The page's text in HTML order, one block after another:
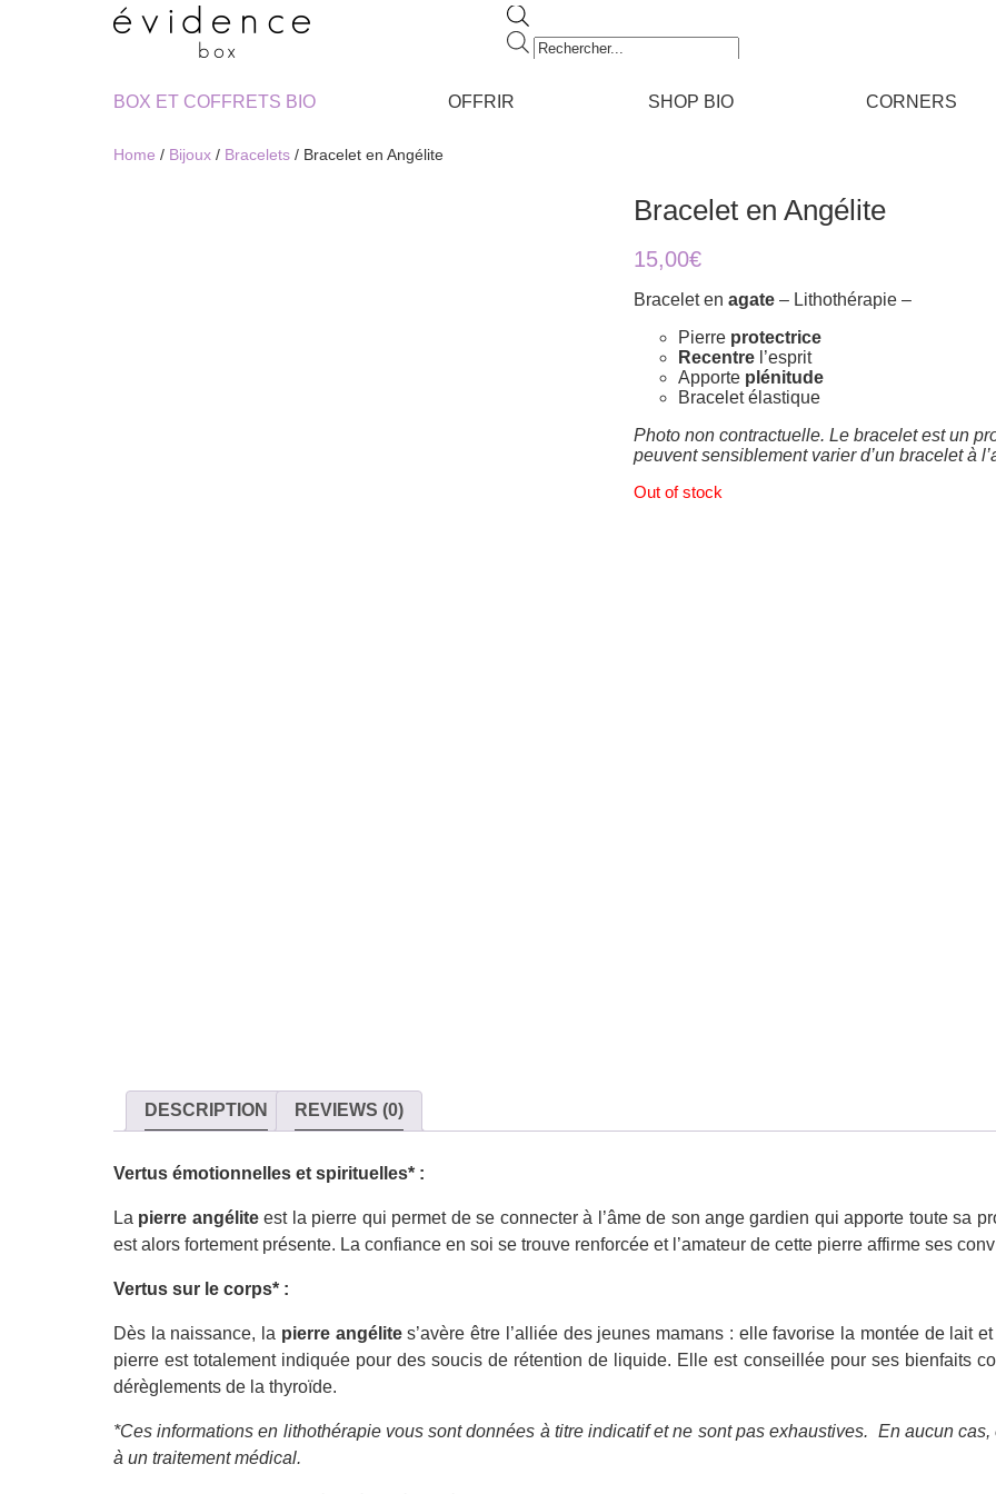
Recherche
de
BOX ET COFFRETS BIO
OFFRIR SHOP BIO CORNERS
Home / Bijoux / Bracelets / Bracelet en Angélite
Bracelet en Angélite
15,00€
Bracelet en agate – Lithothérapie –
Pierre protectrice
Recentre l’esprit
Apporte plénitude
Bracelet élastique
Photo non contractuelle. Le bracelet est un
peuvent sensiblement varier d’un bracelet à
Out of stock
DESCRIPTION REVIEWS (0)
Vertus émotionnelles et spirituelles* :
La pierre angéliteest la pierre qui permet de se connecter à l’âme de son ange gardien qui apporte toute sa
est alors fortement présente. La confiance en soi se trouve renforcée et l’amateur de cette pierre affirme ses
Vertus sur le corps* :
Dès la naissance, la pierre angélites’avère être l’alliée des jeunes mamans : elle favorise la montée de lait
pierre est totalement indiquée pour des soucis de rétention de liquide. Elle est conseillée pour ses bienfaits
dérèglements de la thyroïde.
*Ces informations en lithothérapie vous sont données à titre indicatif et ne sont pas exhaustives. En aucun
à un traitement médical.